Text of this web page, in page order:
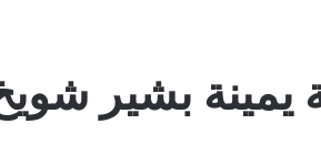
يمينة بشير
بوهران
تخصص